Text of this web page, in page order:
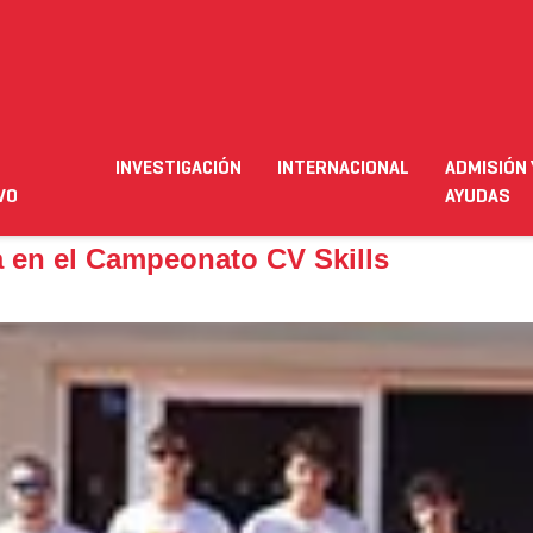
Empleo Estudiante Futuro alumnado Necesito
INVESTIGACIÓN INTERNACIONAL
ADMISIÓN
AYUDAS
el Campeonato CV Skills